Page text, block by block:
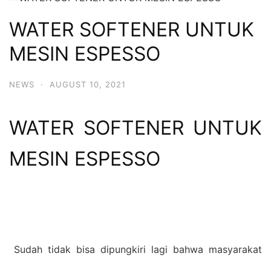
WATER SOFTENER UNTUK
MESIN ESPESSO
NEWS · AUGUST 10, 2021
WATER SOFTENER UNTUK
MESIN ESPESSO
Sudah tidak bisa dipungkiri lagi bahwa masyarakat